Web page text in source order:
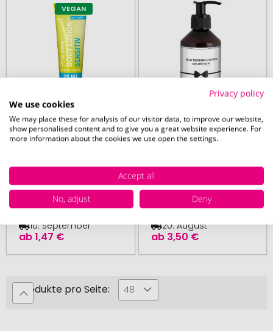
VEGAN
ab 250 Stück
Lotion (sensitiv),
ab1,47 €
10. September
ab 50 Stück
Apotheke-Flasche
ab 3,50 €
20. August
Produkte pro Seite: 48
Privacy policy
We use cookies
We may place these for analysis of our visitor data, to improve our website,
show personalised content and to give you a great website experience. For
more information about the cookies we use open the settings.
Accept all
No, adjust
Deny